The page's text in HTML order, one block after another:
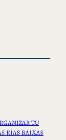
TU
RÍAS BAIXAS